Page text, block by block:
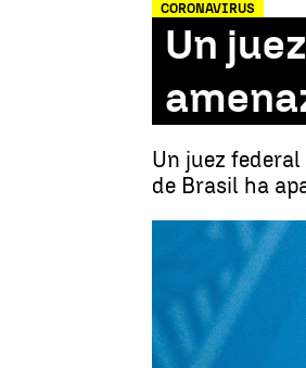
CORONAVIRUS
Un
Un juez
de Brasil ha